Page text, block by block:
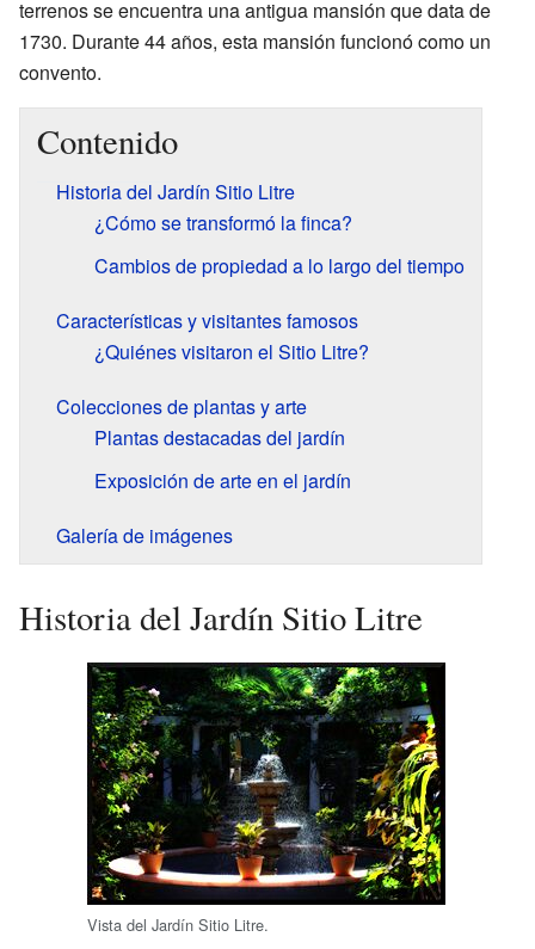
terrenos se encuentra una antigua mansión que data de
1730. Durante 44 años, esta mansión funcionó como un
convento.
Contenido
Historia del Jardín Sitio Litre
¿Cómo se transformó la finca?
Cambios de propiedad a lo largo del tiempo
Características y visitantes famosos
¿Quiénes visitaron el Sitio Litre?
Colecciones de plantas y arte
Plantas destacadas del jardín
Exposición de arte en el jardín
Galería de imágenes
Historia del Jardín Sitio Litre
Vista del Jardín Sitio Litre.